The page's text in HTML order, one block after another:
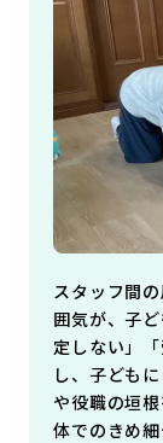
スタッフ間
囲気が、子
定しない」
し、子ども
や役職の垣
体でのきめ